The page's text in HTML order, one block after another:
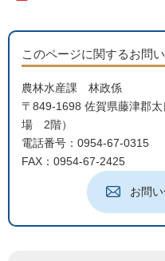
このページに関するお問
農林水産課 林政係
〒849-1698 佐賀県藤津郡
場 2階）
電話番号：0954-67-0315
FAX：0954-67-2425
お問